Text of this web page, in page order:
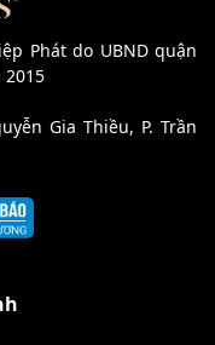
Phát do UBND quận
2015
Gia Thiều, P. Trần